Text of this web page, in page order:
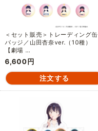
＜セット販売＞トレーディング缶
バッジ／山田杏奈ver.（10種）
【劇場 …
6,600円